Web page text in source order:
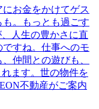
お金をかけてゲス
も。もっとも過ごす
人生の豊かさに直
すね。仕事へのモ
仲間との遊びも、
ます。世の物件を
不動産がご案内